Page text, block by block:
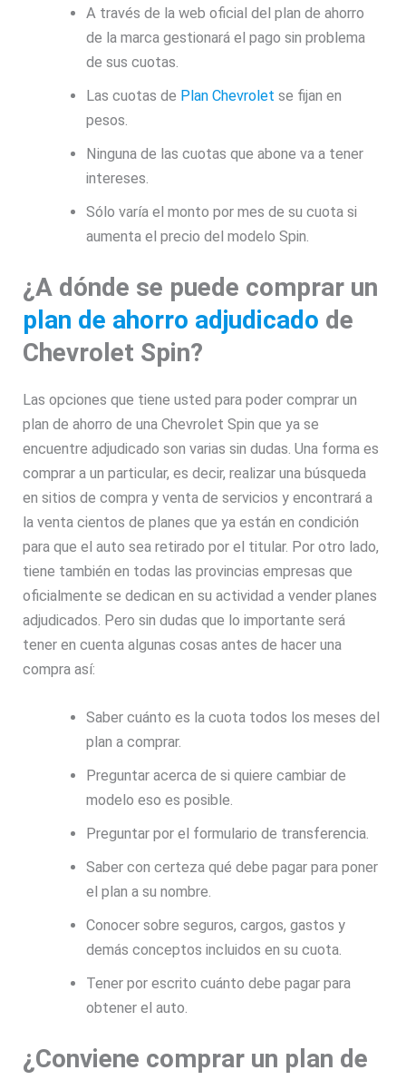
A través de la web oficial del plan de ahorro
de la marca gestionará el pago sin problema
de sus cuotas.
Las cuotas de Plan Chevrolet se fijan en
pesos.
Ninguna de las cuotas que abone va a tener
intereses.
Sólo varía el monto por mes de su cuota si
aumenta el precio del modelo Spin.
¿A dónde se puede comprar un
plan de ahorro adjudicado de
Chevrolet Spin?
Las opciones que tiene usted para poder comprar un
plan de ahorro de una Chevrolet Spin que ya se
encuentre adjudicado son varias sin dudas. Una forma es
comprar a un particular, es decir, realizar una búsqueda
en sitios de compra y venta de servicios y encontrará a
la venta cientos de planes que ya están en condición
para que el auto sea retirado por el titular. Por otro lado,
tiene también en todas las provincias empresas que
oficialmente se dedican en su actividad a vender planes
adjudicados. Pero sin dudas que lo importante será
tener en cuenta algunas cosas antes de hacer una
compra así:
Saber cuánto es la cuota todos los meses del
plan a comprar.
Preguntar acerca de si quiere cambiar de
modelo eso es posible.
Preguntar por el formulario de transferencia.
Saber con certeza qué debe pagar para poner
el plan a su nombre.
Conocer sobre seguros, cargos, gastos y
demás conceptos incluidos en su cuota.
Tener por escrito cuánto debe pagar para
obtener el auto.
¿Conviene comprar un plan de